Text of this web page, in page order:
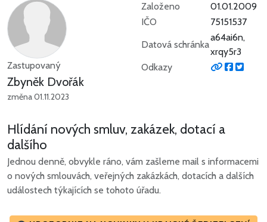
Zastupovaný
Zbyněk Dvořák
změna 01.11.2023
Založeno
01.01.2009
IČO
75151537
Datová schránka
a64ai6n,
xrqy5r3
Odkazy
Hlídání nových smluv, zakázek, dotací a
dalšího
Jednou denně, obvykle ráno, vám zašleme mail s informacemi
o nových smlouvách, veřejných zakázkách, dotacích a dalších
událostech týkajících se tohoto úřadu.